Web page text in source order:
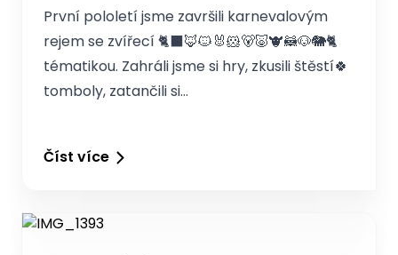
První pololetí jsme završili karnevalovým
rejem se zvířecí 🐈‍⬛🦊🐱🐰🐹🐻🐷🐮🦝🐶🐘🐈‍
tématikou. Zahráli jsme si hry, zkusili štěstí🍀
tomboly, zatančili si…
Číst více